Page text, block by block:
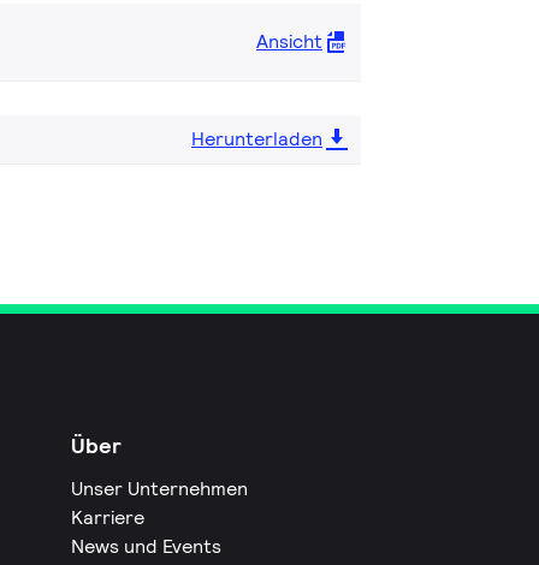
Ansicht
Herunterladen
Über
Unser Unternehmen
Karriere
News und Events